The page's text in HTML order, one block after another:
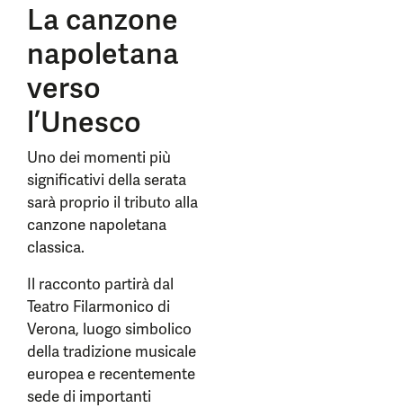
La canzone
napoletana
verso
l’Unesco
Uno dei momenti più
significativi della serata
sarà proprio il tributo alla
canzone napoletana
classica.
Il racconto partirà dal
Teatro Filarmonico di
Verona, luogo simbolico
della tradizione musicale
europea e recentemente
sede di importanti